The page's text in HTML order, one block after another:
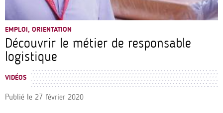
EMPLOI, ORIENTATION
Découvrir le métier de responsable
logistique
VIDÉOS
Publié le 27 février 2020